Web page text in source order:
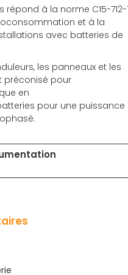
répond à la norme C15-712-
et à la
avec batteries de
les panneaux et les
préconisé pour
en
pour une puissance